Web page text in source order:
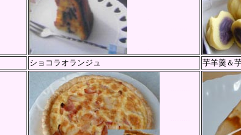
ショコラオランジュ 芋羊羹＆